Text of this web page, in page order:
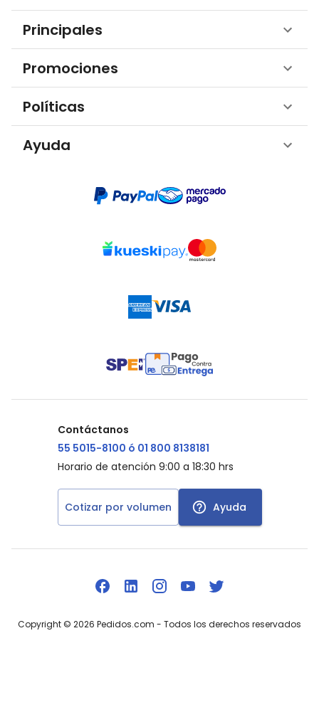
Principales
Promociones
Políticas
Ayuda
Contáctanos
55 5015-8100 ó 01 800 8138181
Horario de atención 9:00 a 18:30 hrs
Cotizar por volumen Ayuda
Copyright © 2026 Pedidos.com - Todos los derechos reservados